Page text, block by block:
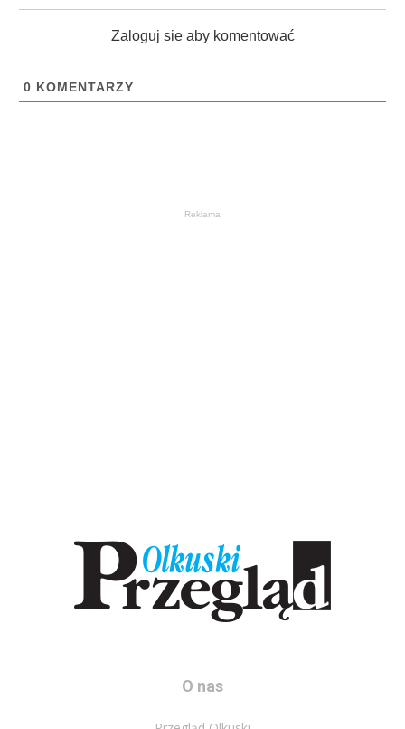
Zaloguj sie aby komentować
0 KOMENTARZY
Reklama
O nas